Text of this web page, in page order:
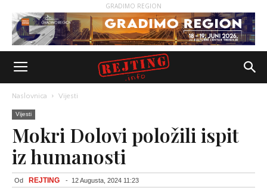
GRADIMO REGION
Naslovnica Vijesti
Vijesti
Mokri Dolovi položili ispit
iz humanosti
Od REJTING - 12 Augusta, 2024 11:23